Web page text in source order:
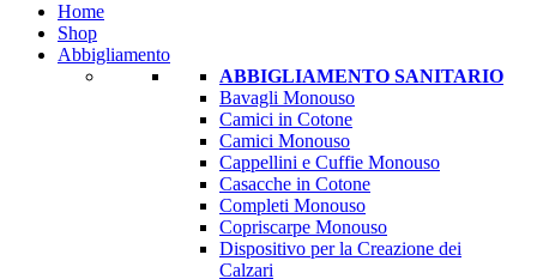
Home
Shop
Abbigliamento
ABBIGLIAMENTO SANITARIO
Bavagli Monouso
Camici in Cotone
Camici Monouso
Cappellini e Cuffie Monouso
Casacche in Cotone
Completi Monouso
Copriscarpe Monouso
Dispositivo per la Creazione dei
Calzari